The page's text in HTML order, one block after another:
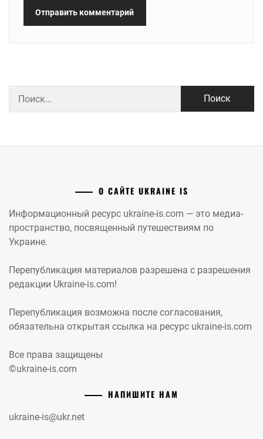
О САЙТЕ UKRAINE IS
Информационный ресурс ukraine-is.com — это медиа-
пространство, посвященный путешествиям по
Украине.
Перепубликация материалов разрешена с разрешения
редакции Ukraine-is.com!
Перепубликация возможна после согласования,
обязательна открытая ссылка на ресурс ukraine-is.com
Все права защищены
©ukraine-is.com
НАПИШИТЕ НАМ
ukraine-is@ukr.net